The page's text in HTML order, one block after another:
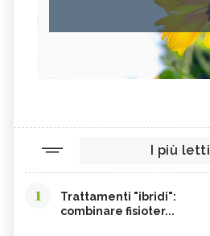
I più letti
1
Trattamenti "ibridi":
combinare fisioter...